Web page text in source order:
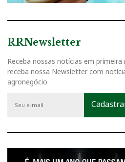
RRNewsletter
Receba nossas notícias em
receba nossa Newsletter com
agronegócio.